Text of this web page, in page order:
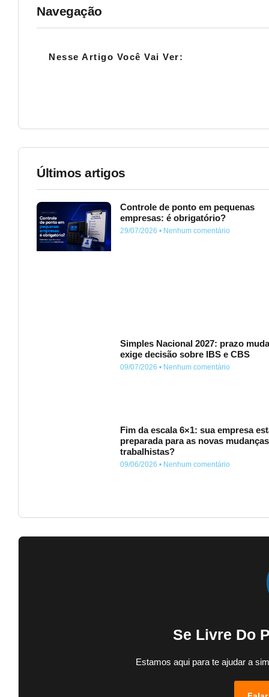
Navegação
Nesse Artigo Você Vai Ver:
Últimos artigos
Controle de ponto em pequenas
empresas: é obrigatório?
29/07/2026 Nenhum comentário
Simples Nacional 2027: prazo
exige decisão sobre IBS e CBS
09/07/2026 Nenhum comentário
Fim da escala 6×1: sua empresa
preparada para as novas mudanças
trabalhistas?
09/06/2026 Nenhum comentário
Se Livre Do
Estamos aqui para te ajudar a